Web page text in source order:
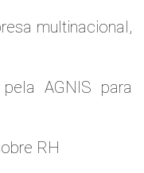
multinacional,
AGNIS para
RH